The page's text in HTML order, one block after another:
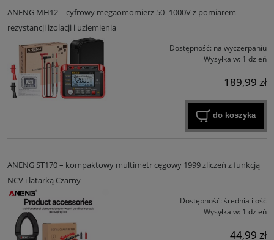
ANENG MH12 – cyfrowy megaomomierz 50–1000V z pomiarem
rezystancji izolacji i uziemienia
Dostępność: na wyczerpaniu
Wysyłka w: 1 dzień
189,99 zł
do koszyka
ANENG ST170 – kompaktowy multimetr cęgowy 1999 zliczeń z funkcją
NCV i latarką Czarny
Dostępność: średnia ilość
Wysyłka w: 1 dzień
44,99 zł